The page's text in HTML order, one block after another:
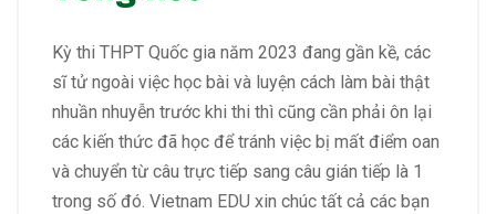
Kỳ thi THPT Quốc gia năm 2023 đang gần kề, các
sĩ tử ngoài việc học bài và luyện cách làm bài thật
nhuần nhuyễn trước khi thi thì cũng cần phải ôn lại
các kiến thức đã học để tránh việc bị mất điểm oan
và chuyển từ câu trực tiếp sang câu gián tiếp là 1
trong số đó. Vietnam EDU xin chúc tất cả các bạn